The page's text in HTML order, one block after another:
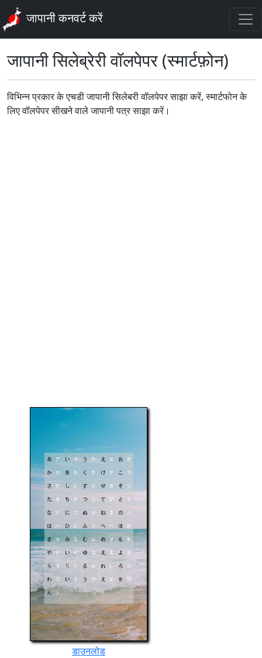
जापानी कनवर्ट करें
जापानी सिलेब्रेरी वॉलपेपर (स्मार्टफ़ोन)
विभिन्न प्रकार के एचडी जापानी सिलेबरी वॉलपेपर साझा करें, स्मार्टफोन के
लिए वॉलपेपर सीखने वाले जापानी पत्र साझा करें।
डाउनलोड